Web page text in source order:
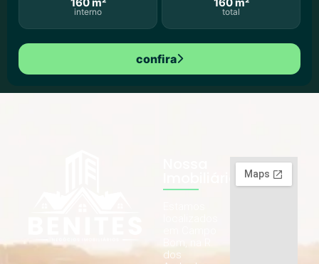
interno total
confira
dos